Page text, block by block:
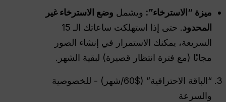
ميزة “الاسترخاء”: ويشمل وضع الاسترخاء غير
المحدود
. حتى إذا استهلكت ساعاتك الـ 15
السريعة، يمكنك الاستمرار في إنشاء الصور
مجانًا (مع فترة انتظار قصيرة) لبقية الشهر.
“الباقة الاحترافية” ($60/شهر) - للخصوصية
والسرعة